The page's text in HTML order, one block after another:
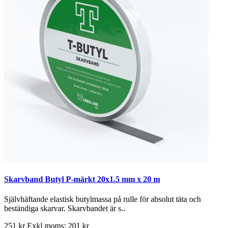
Skarvband Butyl P-märkt 20x1.5 mm x 20 m
Självhäftande elastisk butylmassa på rulle för absolut täta och
beständiga skarvar. Skarvbandet är s..
251 krExkl moms: 201 kr